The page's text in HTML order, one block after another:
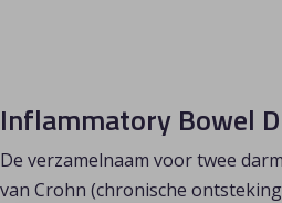
Inflammatory Bowel
De verzamelnaam voor twee
van Crohn (chronische